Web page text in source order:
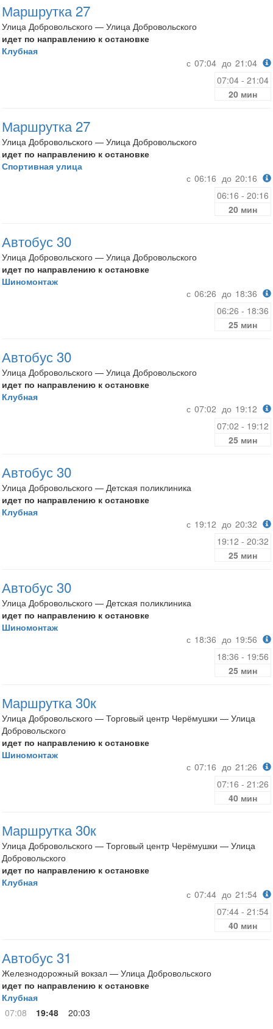
Маршрутка 27
Улица Добровольского — Улица Добровольского
идет по направлению к остановке
Клубная
с 07:04 до 21:04
07:04 - 21:04
20 мин
Маршрутка 27
Улица Добровольского — Улица Добровольского
идет по направлению к остановке
Спортивная улица
с 06:16 до 20:16
06:16 - 20:16
20 мин
Автобус 30
Улица Добровольского — Улица Добровольского
идет по направлению к остановке
Шиномонтаж
с 06:26 до 18:36
06:26 - 18:36
25 мин
Автобус 30
Улица Добровольского — Улица Добровольского
идет по направлению к остановке
Клубная
с 07:02 до 19:12
07:02 - 19:12
25 мин
Автобус 30
Улица Добровольского — Детская поликлиника
идет по направлению к остановке
Клубная
с 19:12 до 20:32
19:12 - 20:32
25 мин
Автобус 30
Улица Добровольского — Детская поликлиника
идет по направлению к остановке
Шиномонтаж
с 18:36 до 19:56
18:36 - 19:56
25 мин
Маршрутка 30к
Улица Добровольского — Торговый центр Черёмушки — Улица
Добровольского
идет по направлению к остановке
Шиномонтаж
с 07:16 до 21:26
07:16 - 21:26
40 мин
Маршрутка 30к
Улица Добровольского — Торговый центр Черёмушки — Улица
Добровольского
идет по направлению к остановке
Клубная
с 07:44 до 21:54
07:44 - 21:54
40 мин
Автобус 31
Железнодорожный вокзал — Улица Добровольского
идет по направлению к остановке
Клубная
07:08
19:48 20:03